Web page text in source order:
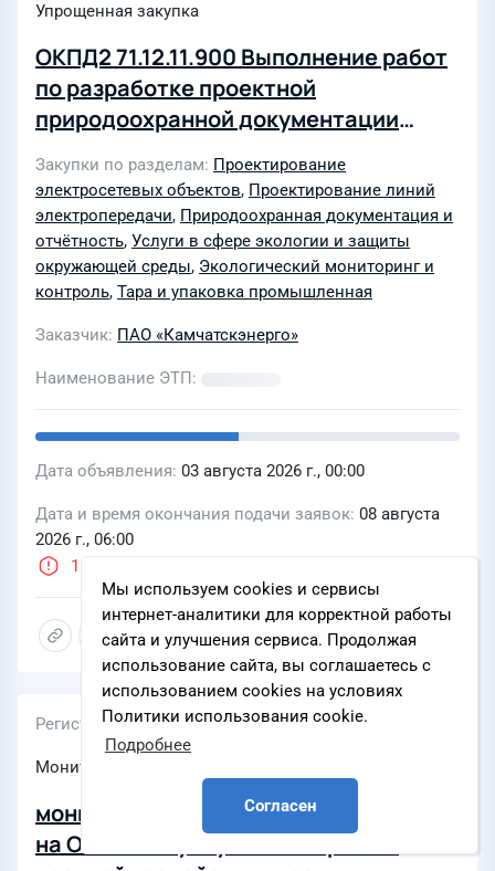
Мы используем cookies и сервисы
интернет-аналитики для корректной работы
сайта и улучшения сервиса. Продолжая
использование сайта, вы соглашаетесь с
использованием cookies на условиях
Политики использования cookie.
Подробнее
Согласен
Упрощенная закупка
ОКПД2 71.12.11.900 Выполнение работ
по разработке проектной
природоохранной документации
производственной площадке
Мильковский район электрических
сетей для нужд филиала
Центральные Электрические сети
Закупки по разделам
Проектирование
электросетевых объектов, Проектирование линий
электропередачи, Природоохранная документация и
отчётность, Услуги в сфере экологии и защиты
окружающей среды, Экологический мониторинг и
контроль, Тара и упаковка промышленная
Заказчик ПАО «Камчатскэнерго»
Наименование ЭТП
Дата объявления 03 августа 2026 г., 00:00
Дата и время окончания подачи заявок 08 августа
2026 г., 06:00
1 день
Регистрационный номер
Мониторинг цен
мониторинг цен в электронной форме
на Оказание услуг по измерению